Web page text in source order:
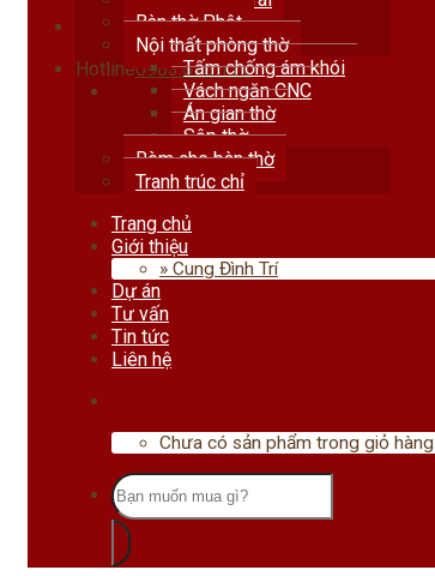
Hotline0983.678.111
Bàn thờ Phật
Nội thất phòng thờ
Tấm chống ám khói
Vách ngăn CNC
Án gian thờ
Sập thờ
Rèm che bàn thờ
Tranh trúc chỉ
Trang chủ
Giới thiệu
» Cung Đình Trí
Dự án
Tư vấn
Tin tức
Liên hệ
Chưa có sản phẩm trong giỏ hàng.
Tìm
kiếm: